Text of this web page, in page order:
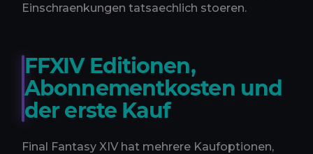
Einschraenkungen tatsaechlich stoeren.
FFXIV Editionen,
Abonnementkosten und
der erste Kauf
Final Fantasy XIV hat mehrere Kaufoptionen,